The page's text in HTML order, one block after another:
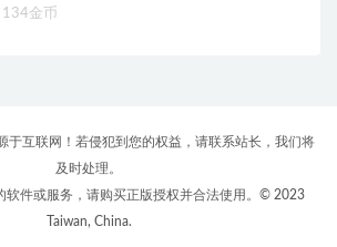
134金币
于互联网！若侵犯到您的权益，请联系站长，我们将
及时处理。
软件或服务，请购买正版授权并合法使用。© 2023
Taiwan, China.